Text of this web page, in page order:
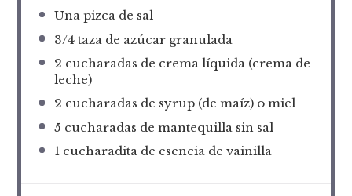
Una pizca de sal
3/4taza de azúcar granulada
2 cucharadas de crema líquida (crema de
leche)
2 cucharadas de syrup (de maíz) o miel
5 cucharadas de mantequilla sin sal
1cucharadita de esencia de vainilla